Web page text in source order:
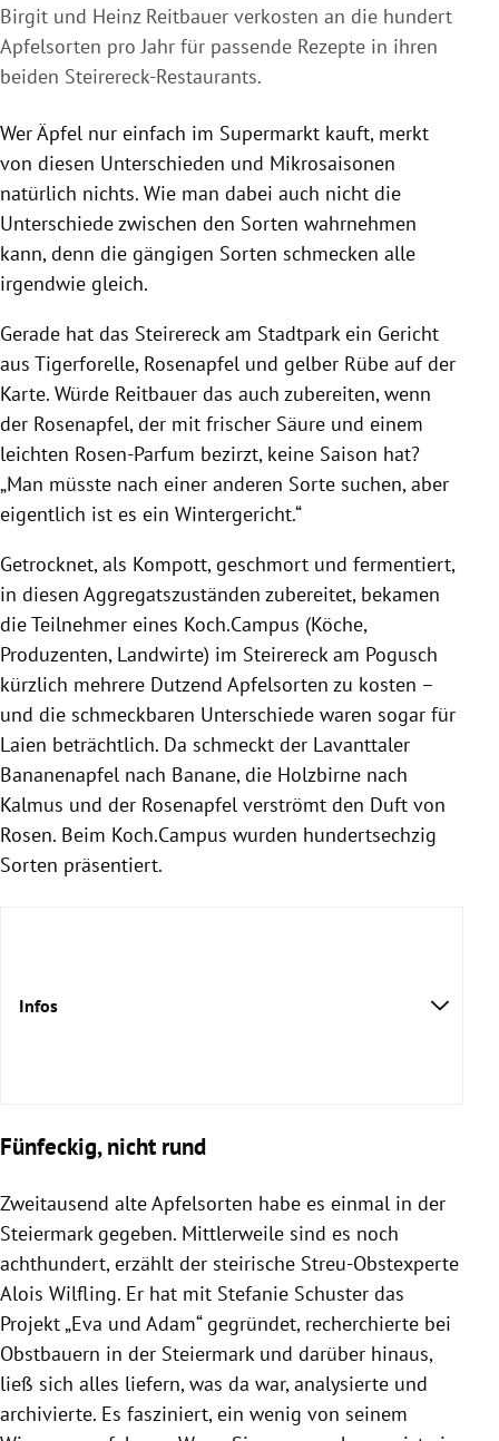
Birgit und Heinz Reitbauer verkosten an die hundert
Apfelsorten pro Jahr für passende Rezepte in ihren
beiden Steirereck-Restaurants.
Wer Äpfel nur einfach im Supermarkt kauft, merkt
von diesen Unterschieden und Mikrosaisonen
natürlich nichts. Wie man dabei auch nicht die
Unterschiede zwischen den Sorten wahrnehmen
kann, denn die gängigen Sorten schmecken alle
irgendwie gleich.
Gerade hat das Steirereck am Stadtpark ein Gericht
aus Tigerforelle, Rosenapfel und gelber Rübe auf der
Karte. Würde Reitbauer das auch zubereiten, wenn
der Rosenapfel, der mit frischer Säure und einem
leichten Rosen-Parfum bezirzt, keine Saison hat?
„Man müsste nach einer anderen Sorte suchen, aber
eigentlich ist es ein Wintergericht.“
Getrocknet, als Kompott, geschmort und fermentiert,
in diesen Aggregatszuständen zubereitet, bekamen
die Teilnehmer eines Koch.Campus (Köche,
Produzenten, Landwirte) im Steirereck am Pogusch
kürzlich mehrere Dutzend Apfelsorten zu kosten –
und die schmeckbaren Unterschiede waren sogar für
Laien beträchtlich. Da schmeckt der Lavanttaler
Bananenapfel nach Banane, die Holzbirne nach
Kalmus und der Rosenapfel verströmt den Duft von
Rosen. Beim Koch.Campus wurden hundertsechzig
Sorten präsentiert.
Infos
kochcampus.wordpress.com
Fünfeckig, nicht rund
Zweitausend alte Apfelsorten habe es einmal in der
Steiermark gegeben. Mittlerweile sind es noch
achthundert, erzählt der steirische Streu-Obstexperte
Alois Wilfling. Er hat mit Stefanie Schuster das
Projekt „Eva und Adam“ gegründet, recherchierte bei
Obstbauern in der Steiermark und darüber hinaus,
ließ sich alles liefern, was da war, analysierte und
archivierte. Es fasziniert, ein wenig von seinem